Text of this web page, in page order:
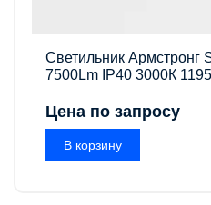
Светильник Армстронг
7500Lm IP40 3000К
Цена по запросу
В корзину